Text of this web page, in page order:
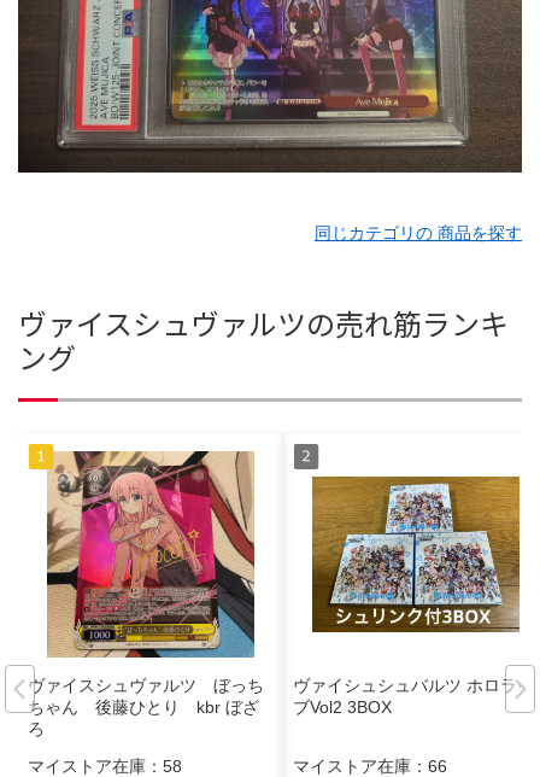
同じカテゴリの 商品を探す
ヴァイスシュヴァルツの売れ筋ランキ
ング
ヴァイスシュヴァルツ ぼっち
ちゃん 後藤ひとり kbr ぼざ
ろ
マイストア在庫： 58
ヴァイシュシュバルツ ホロライ
ブVol2 3BOX
マイストア在庫： 66